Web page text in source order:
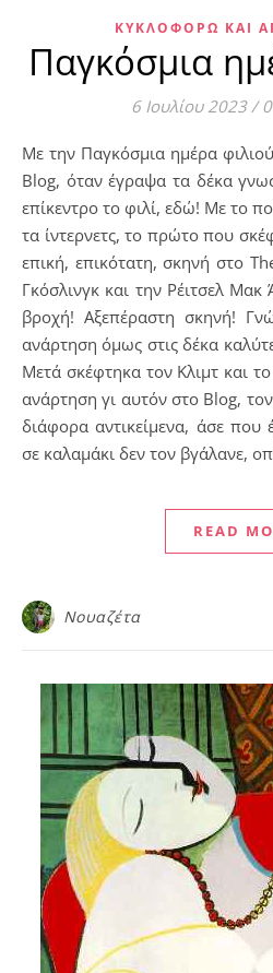
ΚΥΚΛΟΦΟΡΏ ΚΑΙ
Παγκόσμια
6 Ιουλίου 2023 /
Με την Παγκόσμια ημέρα φιλιού, έχω ξαναασχοληθεί στο
Blog, όταν έγραψα τα δέκα
επίκεντρο το φιλί, εδώ! Με το
τα ίντερνετς, το πρώτο που
επική, επικότατη, σκηνή στο
Γκόσλινγκ και την Ρέιτσελ Μακ
βροχή! Αξεπέραστη σκηνή!
ανάρτηση όμως στις δέκα
Μετά σκέφτηκα τον Κλιμτ και
ανάρτηση γι αυτόν στο Blog,
διάφορα αντικείμενα, άσε που
σε καλαμάκι δεν τον βγάλανε,
READ
Νουαζέτα